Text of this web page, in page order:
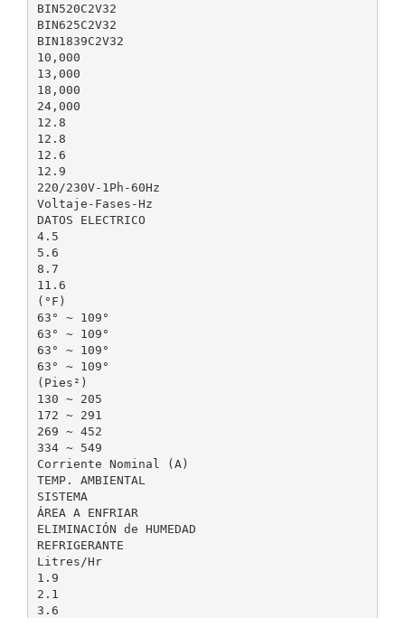
BIN520C2V32
BIN625C2V32
BIN1839C2V32
10,000
13,000
18,000
24,000
12.8
12.8
12.6
12.9
220/230V-1Ph-60Hz
Voltaje-Fases-Hz
DATOS ELECTRICO
4.5
5.6
8.7
11.6
(°F)
63° ~ 109°
63° ~ 109°
63° ~ 109°
63° ~ 109°
(Pies²)
130 ~ 205
172 ~ 291
269 ~ 452
334 ~ 549
Corriente Nominal (A)
TEMP. AMBIENTAL
SISTEMA
ÁREA A ENFRIAR
ELIMINACIÓN de HUMEDAD
REFRIGERANTE
Litres/Hr
1.9
2.1
3.6